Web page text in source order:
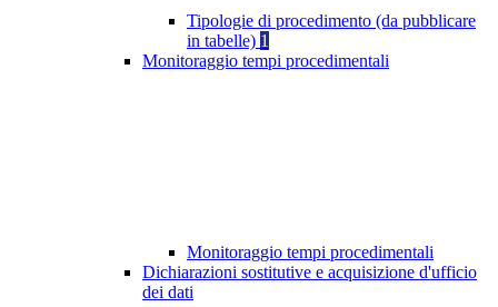
Tipologie di procedimento (da pubblicare
in tabelle) 1
Monitoraggio tempi procedimentali
Monitoraggio tempi procedimentali
Dichiarazioni sostitutive e acquisizione d'ufficio
dei dati